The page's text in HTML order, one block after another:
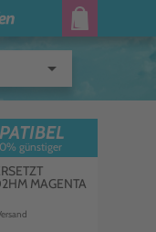
arrow_drop_down
günstiger
MAGENTA